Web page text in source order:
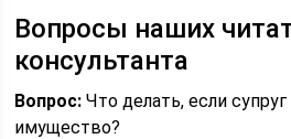
Вопросы наших
консультанта
Вопрос: Что делать, если
имущество?